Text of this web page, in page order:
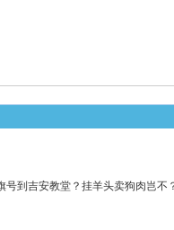
到吉安教堂？挂羊头卖狗肉岂不